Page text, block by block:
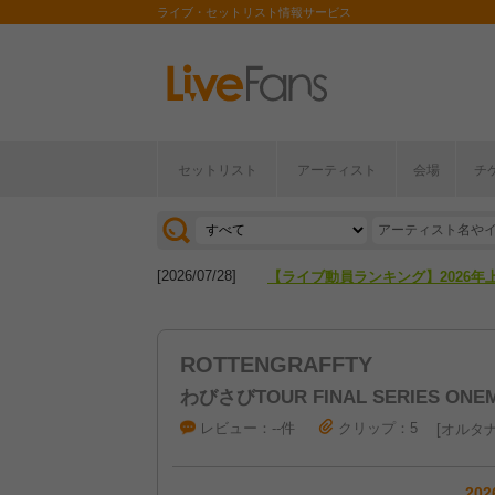
ライブ・セットリスト情報サービス
セットリスト アーティスト 会場 チ
[2026/04/27] 【フェス特集2026】フェス情報は
[2026/07/28] 【ライブ動員ランキング】2026年
ROTTENGRAFFTY
わびさびTOUR FINAL SERIES
レビュー：--件 クリップ：5 オルタ